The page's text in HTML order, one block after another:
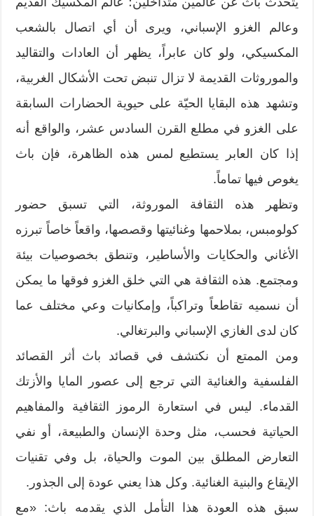
وعالم الغزو الإسباني، ويرى أن أي اتصال بالشعب
المكسيكي، ولو كان عابراً، يظهر أن العادات والتقاليد
والموروثات القديمة لا تزال تنبض تحت الأشكال الغربية،
وتشهد هذه البقايا الحيّة على حيوية الحضارات السابقة
على الغزو في مطلع القرن السادس عشر، والواقع أنه
إذا كان العابر يستطيع لمس هذه الظاهرة، فإن باث
يغوص فيها تماماً.
وتظهر هذه الثقافة الموروثة، التي تسبق حضور
كولومبس، بملاحمها وغنائيتها وقصصها، واقعاً خاصاً تبرزه
الأغاني والحكايات والأساطير، وتنطق بخصوصيات بيئة
ومجتمع. هذه الثقافة هي التي خلق الغزو فوقها ما يمكن
أن نسميه تقاطعاً وتراكباً، وإمكانيات وعي مختلف عما
كان لدى الغازي الإسباني والبرتغالي.
ومن الممتع أن نكتشف في قصائد باث أثر القصائد
الفلسفية والغنائية التي ترجع إلى عصور المايا والأزتك
القدماء. ليس في استعارة الرموز الثقافية والمفاهيم
الحياتية فحسب، مثل وحدة الإنسان والطبيعة، أو نفي
التعارض المطلق بين الموت والحياة، بل وفي تقنيات
الإيقاع والبنية الغنائية. وكل هذا يعني عودة إلى الجذور.
سبق هذه العودة هذا التأمل الذي يقدمه باث: «مع